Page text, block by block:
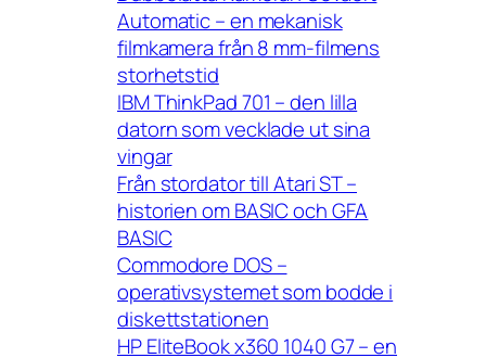
Automatic – en mekanisk
filmkamera från 8 mm-filmens
storhetstid
IBM ThinkPad 701 – den lilla
datorn som vecklade ut sina
vingar
Från stordator till Atari ST –
historien om BASIC och GFA
BASIC
Commodore DOS –
operativsystemet som bodde i
diskettstationen
HP EliteBook x360 1040 G7 – en